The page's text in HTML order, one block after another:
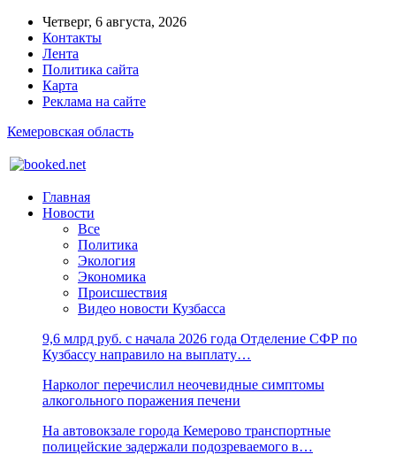
Четверг, 6 августа, 2026
Контакты
Лента
Политика сайта
Карта
Реклама на сайте
Кемеровская область
Главная
Новости
Все
Политика
Экология
Экономика
Происшествия
Видео новости Кузбасса
9,6 млрд руб. с начала 2026 года Отделение СФР по
Кузбассу направило на выплату…
Нарколог перечислил неочевидные симптомы
алкогольного поражения печени
На автовокзале города Кемерово транспортные
полицейские задержали подозреваемого в…